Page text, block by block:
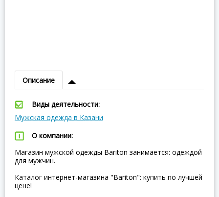
Описание
Виды деятельности:
Мужская одежда в Казани
О компании:
Магазин мужской одежды Bariton занимается: одеждой
для мужчин.
Каталог интернет-магазина "Bariton": купить по лучшей
цене!